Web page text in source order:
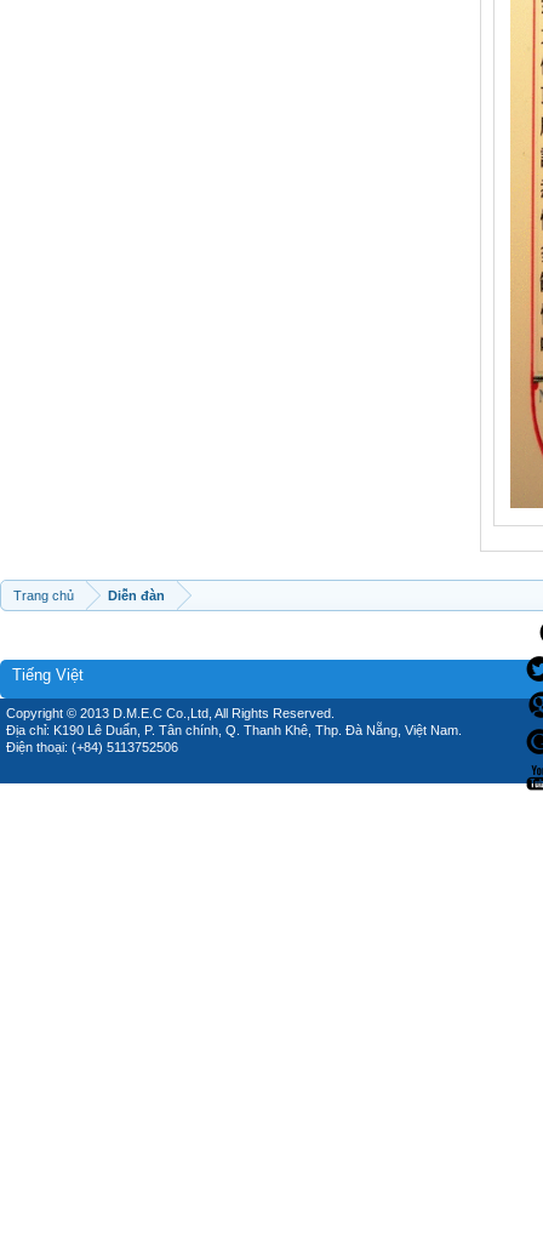
Trang chủ Diễn đàn
Tiếng Việt
Copyright © 2013 D.M.E.C Co.,Ltd, All Rights Reserved.
Địa chỉ: K190 Lê Duẩn, P. Tân chính, Q. Thanh Khê, Thp. Đà Nẵng, Việt Nam.
Điện thoại: (+84) 5113752506